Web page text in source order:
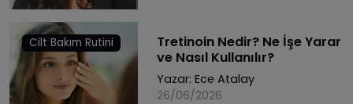
Cilt Bakım Rutini
Tretinoin Nedir? Ne İşe Yarar
ve Nasıl Kullanılır?
Yazar: Ece Atalay
26/06/2026